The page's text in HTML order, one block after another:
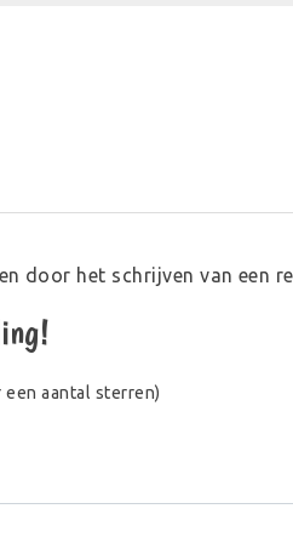
door het schrijven van een
een aantal sterren)